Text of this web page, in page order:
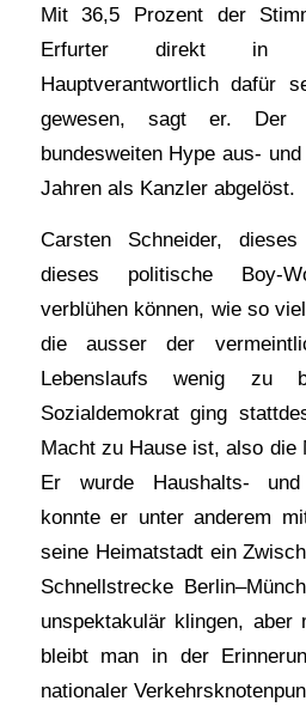
Mit 36,5 Prozent der
Erfurter direkt in
Hauptverantwortlich dafür
gewesen, sagt er. Der
bundesweiten Hype aus-
Jahren als Kanzler abgelöst.
Carsten Schneider,
dieses politische Boy-
verblühen können, wie so
die ausser der
Lebenslaufs wenig zu
Sozialdemokrat ging
Macht zu Hause ist, also die
Er wurde Haushalts-
konnte er unter anderem
seine Heimatstadt ein
Schnellstrecke
unspektakulär klingen,
bleibt man in der
nationaler